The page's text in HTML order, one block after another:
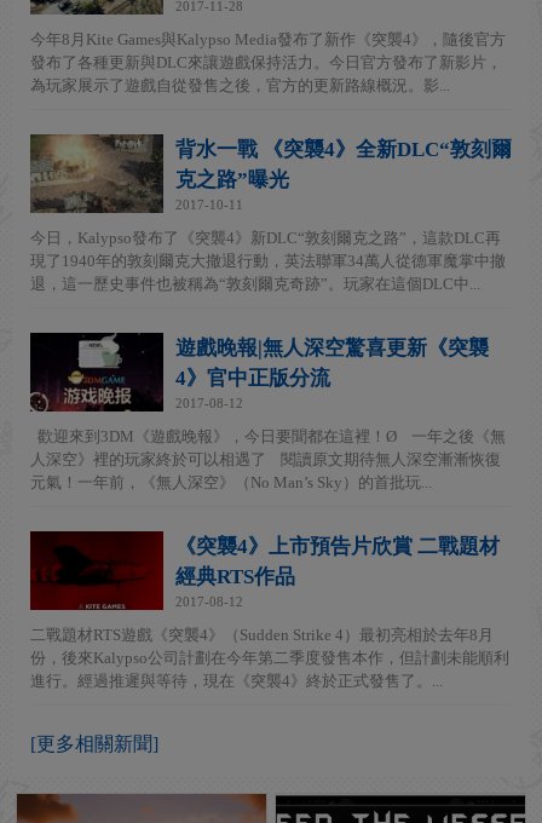
2017-11-28
今年8月Kite Games與Kalypso Media發布了新作《突襲4》，隨後官方
發布了各種更新與DLC來讓遊戲保持活力。今日官方發布了新影片，
為玩家展示了遊戲自從發售之後，官方的更新路線概況。影...
背水一戰 《突襲4》全新DLC“敦刻爾
克之路”曝光
2017-10-11
今日，Kalypso發布了《突襲4》新DLC“敦刻爾克之路”，這款DLC再
現了1940年的敦刻爾克大撤退行動，英法聯軍34萬人從德軍魔掌中撤
退，這一歷史事件也被稱為“敦刻爾克奇跡”。玩家在這個DLC中...
遊戲晚報|無人深空驚喜更新《突襲
4》官中正版分流
2017-08-12
歡迎來到3DM《遊戲晚報》，今日要聞都在這裡！Ø 一年之後《無
人深空》裡的玩家終於可以相遇了 閱讀原文期待無人深空漸漸恢復
元氣！一年前，《無人深空》（No Man’s Sky）的首批玩...
《突襲4》上市預告片欣賞 二戰題材
經典RTS作品
2017-08-12
二戰題材RTS遊戲《突襲4》（Sudden Strike 4）最初亮相於去年8月
份，後來Kalypso公司計劃在今年第二季度發售本作，但計劃未能順利
進行。經過推遲與等待，現在《突襲4》終於正式發售了。...
[更多相關新聞]